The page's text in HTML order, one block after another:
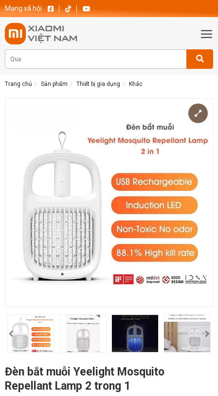
Mạng xã hội
Trang chủ Sản phẩm Thiết bị gia dụng Khác
Đèn bắt muỗi Yeelight Mosquito
Repellant Lamp 2 trong 1